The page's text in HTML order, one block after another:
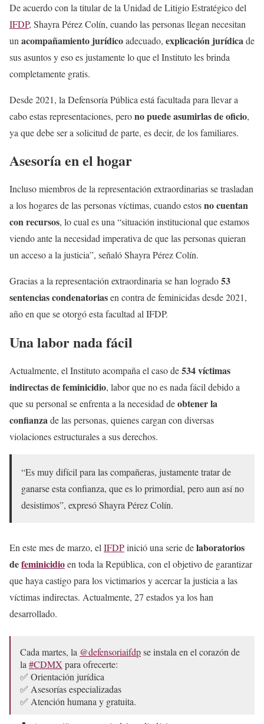
De acuerdo con la titular de la Unidad de Litigio Estratégico del
IFDP, Shayra Pérez Colín, cuando las personas llegan necesitan
un acompañamiento jurídicoadecuado, explicación jurídica de
sus asuntos y eso es justamente lo que el Instituto les brinda
completamente gratis.
Desde 2021, la Defensoría Pública está facultada para llevar a
cabo estas representaciones, perono puede asumirlas de oficio,
ya que debe ser a solicitud de parte, es decir, de los familiares.
Asesoría en el hogar
Incluso miembros de la representación extraordinarias se trasladan
a los hogares de las personas víctimas, cuando estosno cuentan
con recursos, lo cual es una “situación institucional que estamos
viendo ante la necesidad imperativa de que las personas quieran
un acceso a la justicia”, señaló Shayra Pérez Colín.
Gracias a la representación extraordinaria se han logrado53
sentenciascondenatoriasen contra de feminicidas desde 2021,
año en que se otorgó esta facultad al IFDP.
Una labor nada fácil
Actualmente, el Instituto acompaña el caso de534 víctimas
indirectas de feminicidio, labor que no es nada fácil debido a
que su personal se enfrenta a la necesidad deobtener la
confianzade las personas, quienes cargan con diversas
violaciones estructurales a sus derechos.
“Es muy difícil para las compañeras, justamente tratar de
ganarse esta confianza, que es lo primordial, pero aun así no
desistimos”, expresó Shayra Pérez Colín.
En este mes de marzo, el IFDPinició una serie delaboratorios
defeminicidioen toda la República, con el objetivo de garantizar
que haya castigo para los victimarios y acercar la justicia a las
víctimas indirectas. Actualmente, 27 estados ya los han
desarrollado.
Cada martes, la @defensoriaifdpse instala en el corazón de
la #CDMX para ofrecerte:
✅ Orientación jurídica
✅ Asesorías especializadas
✅ Atención humana y gratuita.